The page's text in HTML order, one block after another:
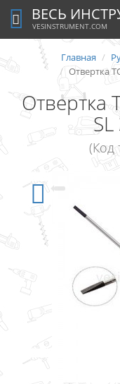
ВЕСЬ
VESINSTRUMENT.COM
Главная
Отвертка
Отвертка
(Код